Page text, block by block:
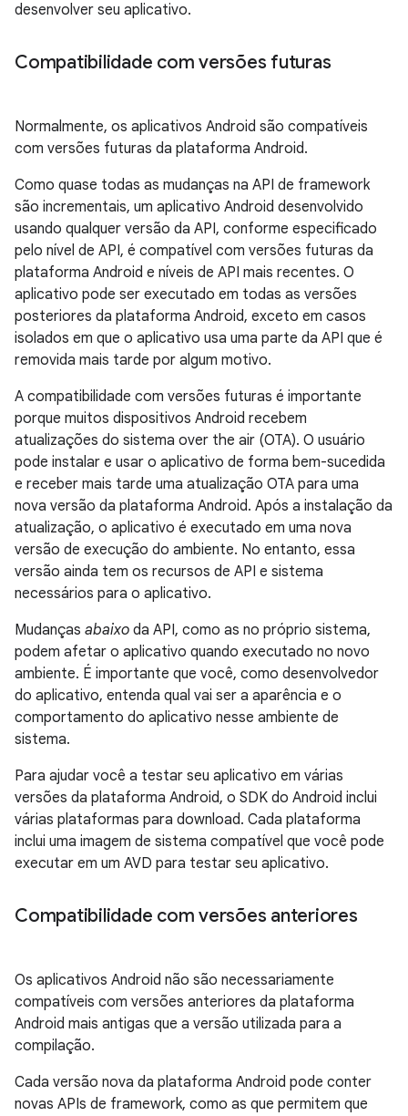
desenvolver seu aplicativo.
Compatibilidade com versões futuras
Normalmente, os aplicativos Android são compatíveis
com versões futuras da plataforma Android.
Como quase todas as mudanças na API de framework
são incrementais, um aplicativo Android desenvolvido
usando qualquer versão da API, conforme especificado
pelo nível de API, é compatível com versões futuras da
plataforma Android e níveis de API mais recentes. O
aplicativo pode ser executado em todas as versões
posteriores da plataforma Android, exceto em casos
isolados em que o aplicativo usa uma parte da API que é
removida mais tarde por algum motivo.
A compatibilidade com versões futuras é importante
porque muitos dispositivos Android recebem
atualizações do sistema over the air (OTA). O usuário
pode instalar e usar o aplicativo de forma bem-sucedida
e receber mais tarde uma atualização OTA para uma
nova versão da plataforma Android. Após a instalação da
atualização, o aplicativo é executado em uma nova
versão de execução do ambiente. No entanto, essa
versão ainda tem os recursos de API e sistema
necessários para o aplicativo.
Mudanças abaixo da API, como as no próprio sistema,
podem afetar o aplicativo quando executado no novo
ambiente. É importante que você, como desenvolvedor
do aplicativo, entenda qual vai ser a aparência e o
comportamento do aplicativo nesse ambiente de
sistema.
Para ajudar você a testar seu aplicativo em várias
versões da plataforma Android, o SDK do Android inclui
várias plataformas para download. Cada plataforma
inclui uma imagem de sistema compatível que você pode
executar em um AVD para testar seu aplicativo.
Compatibilidade com versões anteriores
Os aplicativos Android não são necessariamente
compatíveis com versões anteriores da plataforma
Android mais antigas que a versão utilizada para a
compilação.
Cada versão nova da plataforma Android pode conter
novas APIs de framework, como as que permitem que